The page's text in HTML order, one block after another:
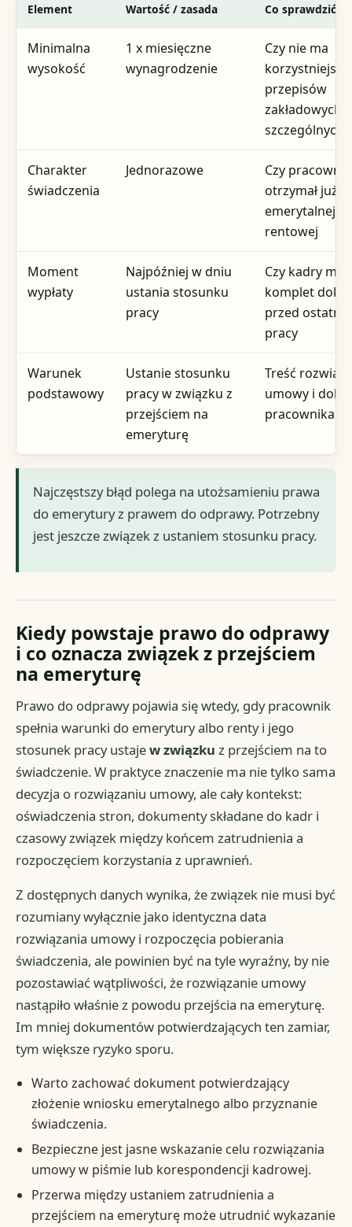
Element Wartość / zasada Co sprawdzić
Minimalna
wysokość
1 x miesięczne
wynagrodzenie
Czy nie ma
przepisów
zakładowych
szczególnych
Charakter
świadczenia
Jednorazowe
Czy
otrzymał już
emerytalnej
rentowej
Moment
wypłaty
Najpóźniej w dniu
ustania stosunku
pracy
Czy kadry
komplet
przed
pracy
Warunek
podstawowy
Ustanie stosunku
pracy w związku z
przejściem na
emeryturę
Treść
umowy i
pracownika
Najczęstszy błąd polega na utożsamieniu prawa
do emerytury z prawem do odprawy. Potrzebny
jest jeszcze związek z ustaniem stosunku pracy.
Kiedy powstaje prawo do odprawy
i co oznacza związek z przejściem
na emeryturę
Prawo do odprawy pojawia się wtedy, gdy pracownik
spełnia warunki do emerytury albo renty i jego
stosunek pracy ustajew związku z przejściem na to
świadczenie. W praktyce znaczenie ma nie tylko sama
decyzja o rozwiązaniu umowy, ale cały kontekst:
oświadczenia stron, dokumenty składane do kadr i
czasowy związek między końcem zatrudnienia a
rozpoczęciem korzystania z uprawnień.
Z dostępnych danych wynika, że związek nie musi być
rozumiany wyłącznie jako identyczna data
rozwiązania umowy i rozpoczęcia pobierania
świadczenia, ale powinien być na tyle wyraźny, by nie
pozostawiać wątpliwości, że rozwiązanie umowy
nastąpiło właśnie z powodu przejścia na emeryturę.
Im mniej dokumentów potwierdzających ten zamiar,
tym większe ryzyko sporu.
Warto zachować dokument potwierdzający
złożenie wniosku emerytalnego albo przyznanie
świadczenia.
Bezpieczne jest jasne wskazanie celu rozwiązania
umowy w piśmie lub korespondencji kadrowej.
Przerwa między ustaniem zatrudnienia a
przejściem na emeryturę może utrudnić wykazanie